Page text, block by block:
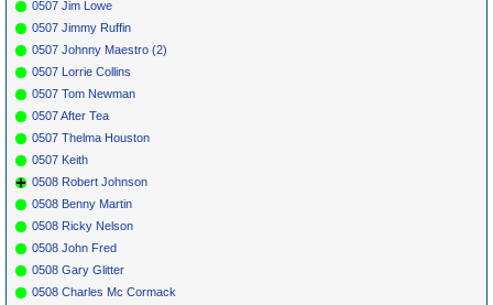
0507 Jim Lowe
0507 Jimmy Ruffin
0507 Johnny Maestro (2)
0507 Lorrie Collins
0507 Tom Newman
0507 After Tea
0507 Thelma Houston
0507 Keith
0508 Robert Johnson
0508 Benny Martin
0508 Ricky Nelson
0508 John Fred
0508 Gary Glitter
0508 Charles Mc Cormack